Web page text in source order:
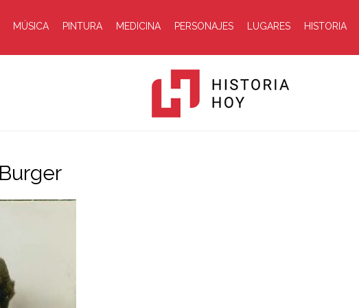
MÚSICA PINTURA MEDICINA PERSONAJES LUGARES HISTORIA